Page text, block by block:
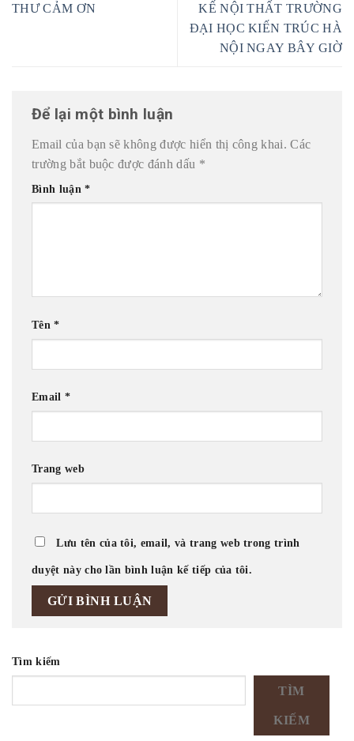
THƯ CẢM ƠN
KẾ NỘI THẤT TRƯỜNG
ĐẠI HỌC KIẾN TRÚC HÀ
NỘI NGAY BÂY GIỜ
Để lại một bình luận
Email của bạn sẽ không được hiển thị công khai. Các
trường bắt buộc được đánh dấu *
Bình luận*
Tên*
Email *
Trang web
Lưu tên của tôi, email, và trang web trong trình
duyệt này cho lần bình luận kế tiếp của tôi.
Tìm kiếm
TÌM
KIẾM